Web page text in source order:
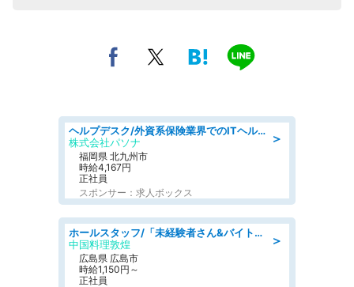
＞
ヘルプデスク/外資系保険業界でのITヘルプデスク業務/駅近/即日勤務可/ヘルプデスク
株式会社パソナ
福岡県 北九州市
時給4,167円
正社員
スポンサー：求人ボックス
＞
ホールスタッフ/「未経験者さん&バイトデビューも大歓迎」残業ほぼなし×1日3時間〜勤務OK!フォロー体制も充実/広島県/広島市南区
中国料理敦煌
広島県 広島市
時給1,150円～
正社員